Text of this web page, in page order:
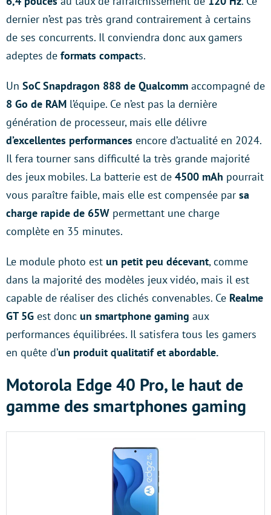
dernier n’est pas très grand contrairement à certains
de ses concurrents. Il conviendra donc aux gamers
adeptes de formats compacts.
Un SoC Snapdragon 888 de Qualcomm accompagné de
8 Go de RAM l’équipe. Ce n’est pas la dernière
génération de processeur, mais elle délivre
d’excellentes performances encore d’actualité en 2024.
Il fera tourner sans difficulté la très grande majorité
des jeux mobiles. La batterie est de 4500 mAh pourrait
vous paraître faible, mais elle est compensée par sa
charge rapide de 65W permettant une charge
complète en 35 minutes.
Le module photo est un petit peu décevant, comme
dans la majorité des modèles jeux vidéo, mais il est
capable de réaliser des clichés convenables. Ce Realme
GT 5G est donc un smartphone gaming aux
performances équilibrées. Il satisfera tous les gamers
en quête d’un produit qualitatif et abordable.
Motorola Edge 40 Pro, le haut de
gamme des smartphones gaming